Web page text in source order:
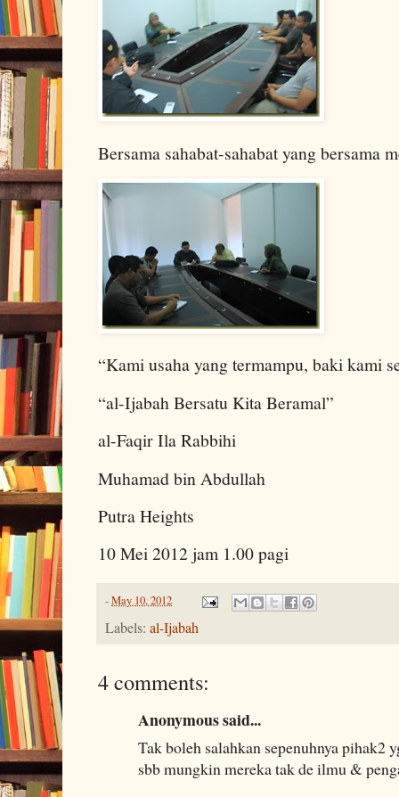
Bersama sahabat-sahabat yang bersama
“Kami usaha yang termampu, baki kami
“al-Ijabah Bersatu Kita Beramal”
al-Faqir Ila Rabbihi
Muhamad bin Abdullah
Putra Heights
10 Mei 2012 jam 1.00 pagi
-May 10, 2012
Labels: al-Ijabah
4 comments:
Anonymous said...
Tak boleh salahkan sepenuhnya pihak2
sbb mungkin mereka tak de ilmu &